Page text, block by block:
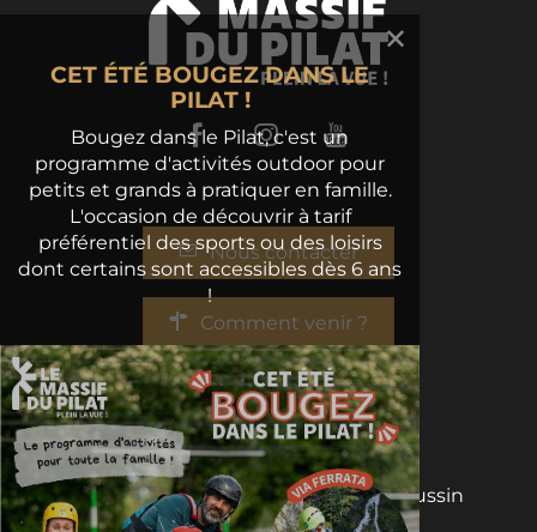
CET ÉTÉ BOUGEZ DANS LE
PILAT !
Bougez dans le Pilat, c'est un
programme d'activités outdoor pour
petits et grands à pratiquer en famille.
L'occasion de découvrir à tarif
préférentiel des sports ou des loisirs
dont certains sont accessibles dès 6 ans
!
FacebookInstagram
Nous contacter
Comment venir ?
Abonnez-vous
2 rue Benaÿ, CS50057 - 42410 Pélussin